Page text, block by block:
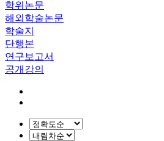
학위논문
해외학술논문
학술지
단행본
연구보고서
공개강의